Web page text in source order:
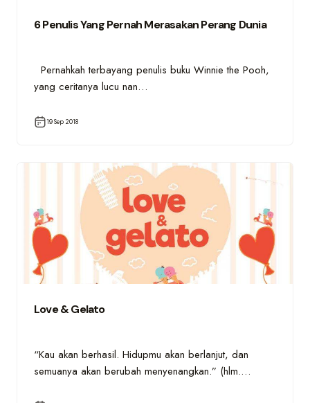
6 Penulis Yang Pernah Merasakan Perang Dunia
Pernahkah terbayang penulis buku Winnie the Pooh,
yang ceritanya lucu nan…
19 Sep 2018
Love & Gelato
“Kau akan berhasil. Hidupmu akan berlanjut, dan
semuanya akan berubah menyenangkan.” (hlm.…